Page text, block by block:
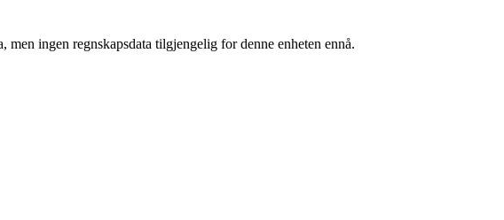
ingen regnskapsdata tilgjengelig for denne enheten ennå.